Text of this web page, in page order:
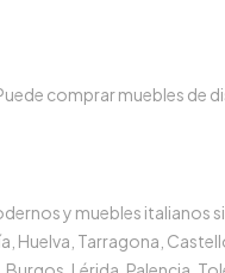
comprar muebles de
y muebles italianos
Huelva, Tarragona,